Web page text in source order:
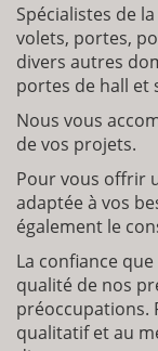
Spécialistes de
volets, portes,
divers autres
portes de hall et
Nous vous
de vos projets.
Pour vous offrir
adaptée à vos
également le
La confiance
qualité de nos
préoccupations.
qualitatif et au